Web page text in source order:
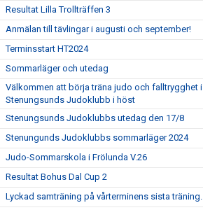
Resultat Lilla Trollträffen 3
Anmälan till tävlingar i augusti och september!
Terminsstart HT2024
Sommarläger och utedag
Välkommen att börja träna judo och falltrygghet i
Stenungsunds Judoklubb i höst
Stenungsunds Judoklubbs utedag den 17/8
Stenungunds Judoklubbs sommarläger 2024
Judo-Sommarskola i Frölunda V.26
Resultat Bohus Dal Cup 2
Lyckad samträning på vårterminens sista träning.